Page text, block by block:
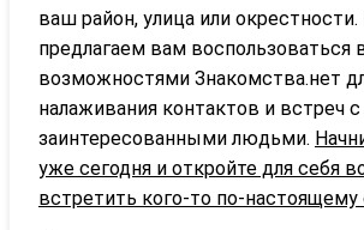
ваш район, улица или
предлагаем вам воспользоваться
возможностями Знакомства.нет
налаживания контактов и встреч с
заинтересованными людьми.
уже сегодня и откройте для себя
встретить кого-то по-настоящему